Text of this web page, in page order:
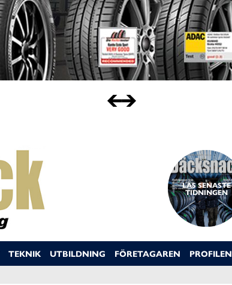
LÄS SENASTE
TIDNINGEN
TEKNIK UTBILDNING FÖRETAGAREN PROFILEN